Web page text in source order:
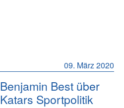
09. März 2020
Benjamin Best über
Katars Sportpolitik